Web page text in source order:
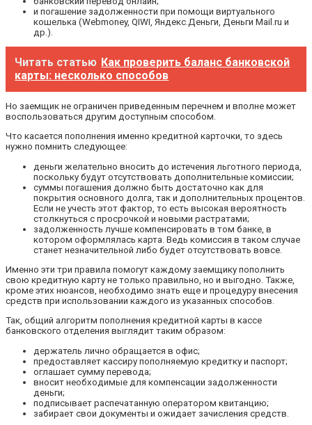
и погашение задолженности при помощи виртуального
кошелька (Webmoney, QIWI, Яндекс.Деньги, Деньги Mail.ru и
др.).
Читать статью Как проверить баланс банковской
карты: несколько способов
Но заемщик не ограничен приведенным перечнем и вполне может
воспользоваться другим доступным способом.
Что касается пополнения именно кредитной карточки, то здесь
нужно помнить следующее:
деньги желательно вносить до истечения льготного периода,
поскольку будут отсутствовать дополнительные комиссии;
суммы погашения должно быть достаточно как для
покрытия основного долга, так и дополнительных процентов.
Если не учесть этот фактор, то есть высокая вероятность
столкнуться с просрочкой и новыми растратами;
задолженность лучше компенсировать в том банке, в
котором оформлялась карта. Ведь комиссия в таком случае
станет незначительной либо будет отсутствовать вовсе.
Именно эти три правила помогут каждому заемщику пополнить
свою кредитную карту не только правильно, но и выгодно. Также,
кроме этих нюансов, необходимо знать еще и процедуру внесения
средств при использовании каждого из указанных способов.
Так, общий алгоритм пополнения кредитной карты в кассе
банковского отделения выглядит таким образом:
держатель лично обращается в офис;
предоставляет кассиру пополняемую кредитку и паспорт;
оглашает сумму перевода;
вносит необходимые для компенсации задолженности
деньги;
подписывает распечатанную оператором квитанцию;
забирает свои документы и ожидает зачисления средств.